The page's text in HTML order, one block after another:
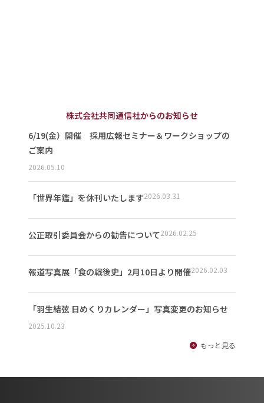
株式会社共同通信社からのお知らせ
6/19(金）開催 採用広報セミナー＆ワークショップの
ご案内
2026.05.10
「世界年鑑」を休刊いたします2026.03.31
公正取引委員会からの勧告について2026.02.25
報道写真展「食の戦後史」2月10日より開催2026.02.03
「羽生結弦 日めくりカレンダー」写真変更のお知らせ
2025.10.23
もっと見る